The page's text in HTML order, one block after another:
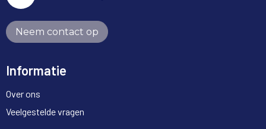
Neem contact op
Informatie
Over ons
Veelgestelde vragen